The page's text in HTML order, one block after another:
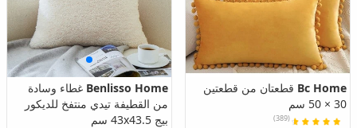
Bc Home قطعتان من قطعتين
30 × 50 سم
(389)
Benlisso Home غطاء وسادة
من القطيفة تيدي منتفخ للديكور
بيج 43x43.5 سم